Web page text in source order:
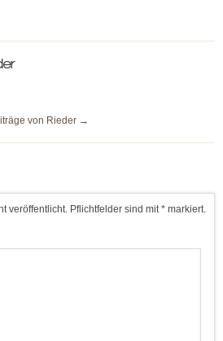
von Rieder →
veröffentlicht. Pflichtfelder sind mit * markiert.